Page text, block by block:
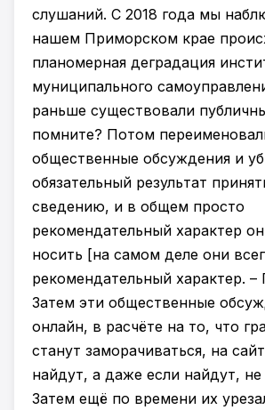
слушаний. С 2018 года мы
нашем Приморском крае
планомерная деградация
муниципального
раньше существовали
помните? Потом
общественные обсуждения и
обязательный результат
сведению, и в общем просто
рекомендательный характер
носить [на самом деле они
рекомендательный характер.
Затем эти общественные
онлайн, в расчёте на то, что
станут заморачиваться, на
найдут, а даже если найдут, не
Затем ещё по времени их